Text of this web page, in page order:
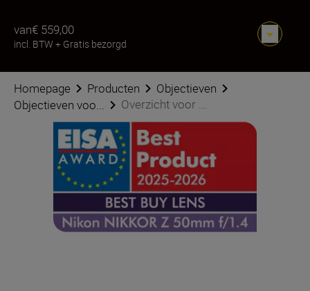
van€ 559,00
incl. BTW + Gratis bezorgd
Homepage Producten
Objectieven
Objectieven voo...
Overzicht voor ...